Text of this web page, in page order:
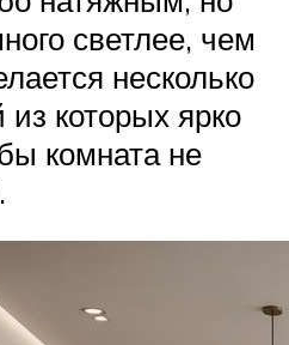
светлее, чем
несколько
которых ярко
комната не